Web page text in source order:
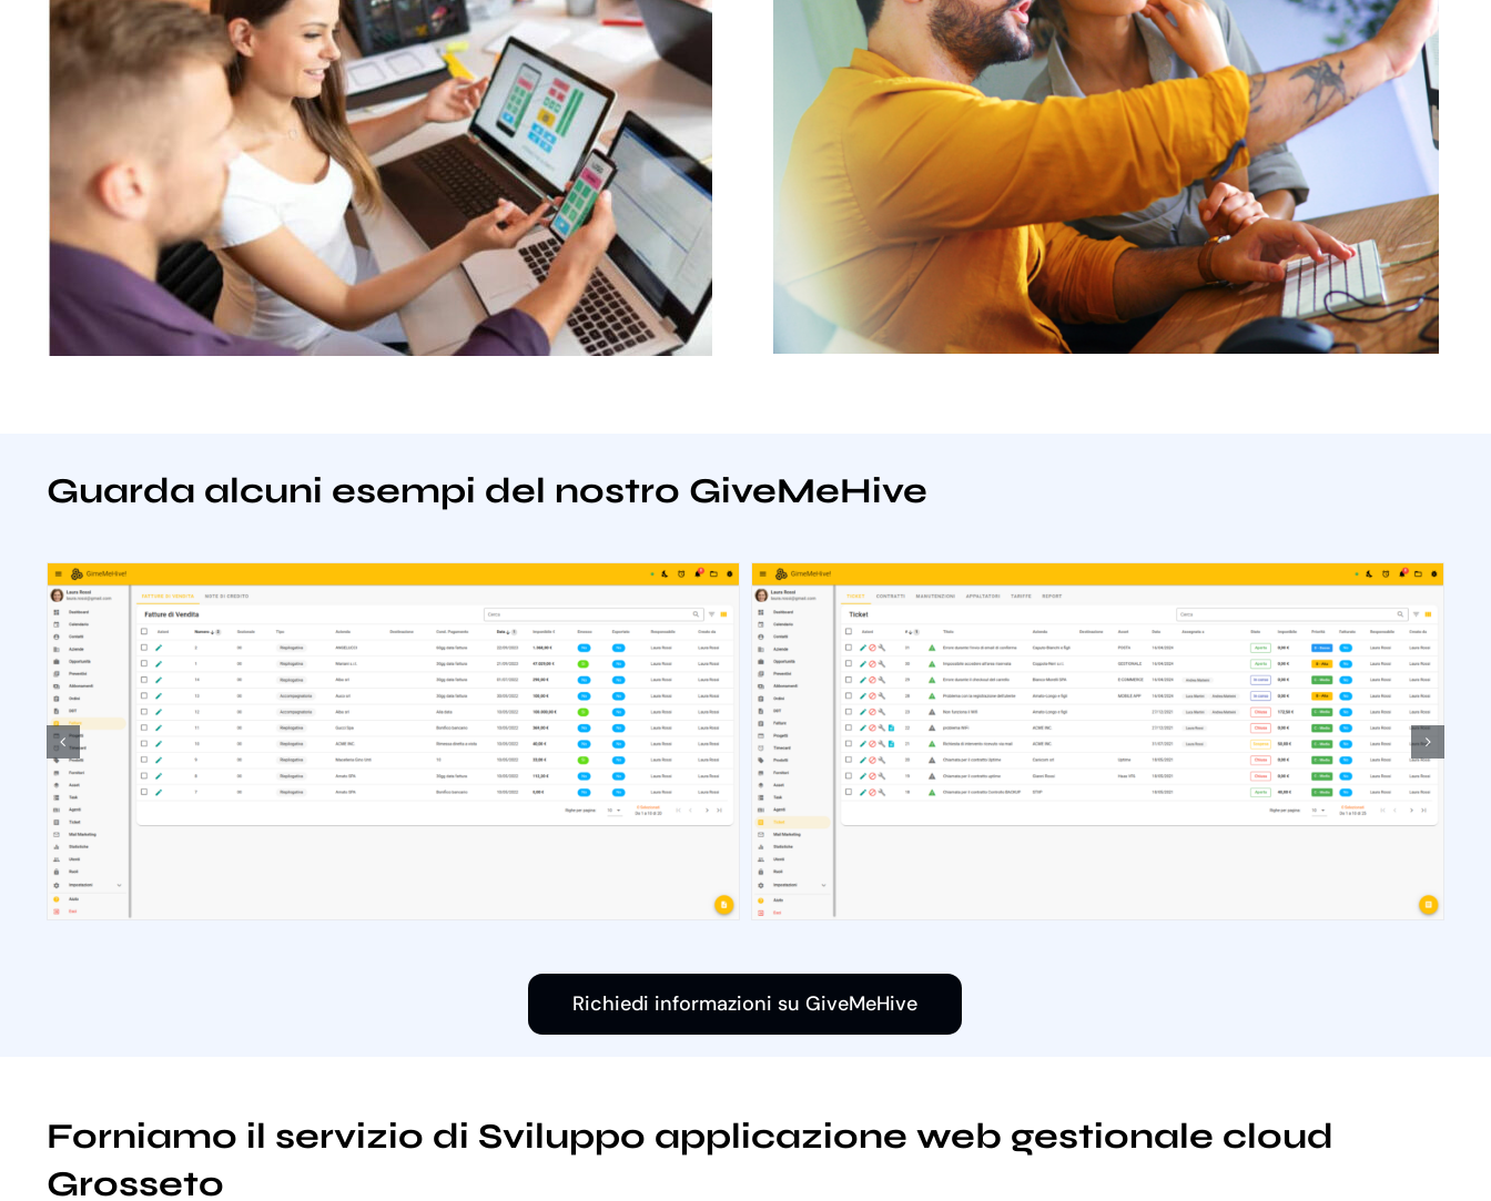
Guarda alcuni esempi del nostro GiveMeHive
Richiedi informazioni su GiveMeHive
Forniamo il servizio di Sviluppo applicazione web gestionale cloud
Grosseto